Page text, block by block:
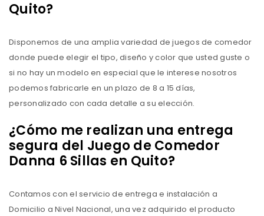
Quito?
Disponemos de una amplia variedad de juegos de comedor
donde puede elegir el tipo, diseño y color que usted guste o
si no hay un modelo en especial que le interese nosotros
podemos fabricarle en un plazo de 8 a 15 días,
personalizado con cada detalle a su elección.
¿Cómo me realizan una entrega
segura del Juego de Comedor
Danna 6 Sillas en Quito?
Contamos con el servicio de entrega e instalación a
Domicilio a Nivel Nacional, una vez adquirido el producto